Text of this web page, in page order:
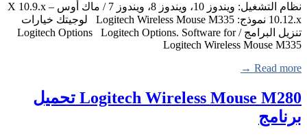
نظام التشغيل: ويندوز 10، ويندوز 8، ويندوز 7 / ماك أوس X 10.9.x –
10.12.x نموذج: Logitech Wireless Mouse M335 لوجيتك خيارات
تنزيل البرامج / Logitech Options Logitech Options. Software for
Logitech Wireless Mouse M335
Read more →
Logitech Wireless Mouse M280 تحميل
برنامج